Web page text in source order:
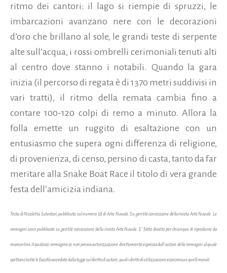
ritmo dei cantori: il lago si riempie di spruzzi, le
imbarcazioni avanzano nere con le decorazioni
d’oro che brillano al sole, le grandi teste di serpente
alte sull’acqua, i rossi ombrelli cerimoniali tenuti alti
al centro dove stanno i notabili. Quando la gara
inizia (il percorso di regata è di 1370 metri suddivisi in
vari tratti), il ritmo della remata cambia fino a
contare 100-120 colpi di remo a minuto. Allora la
folla emette un ruggito di esaltazione con un
entusiasmo che supera ogni differenza di religione,
di provenienza, di censo, persino di casta, tanto da far
meritare alla Snake Boat Race il titolo di vera grande
festa dell’amicizia indiana.
Testo di Nicoletta Salvatori, pubblicato sulnumero 58 di Arte Navale. Su gentile concessione della rivista Arte Navale. Le
immagini sono pubblicate su gentile concessione della rivista Arte Navale. E' fatto divieto per chiunque di riprodurre da
mareonline.it qualsiasi immagine se non previa autorizzazione direttamente espressa dall'autore delle immagini al quale
spettano tutte le facoltà accordate dalla legge sul diritto d'autore, quali i diritti di utilizzazione economica e quelli morali.